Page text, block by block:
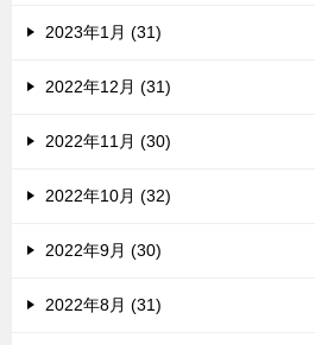
2023年1月 (31)
2022年12月 (31)
2022年11月 (30)
2022年10月 (32)
2022年9月 (30)
2022年8月 (31)